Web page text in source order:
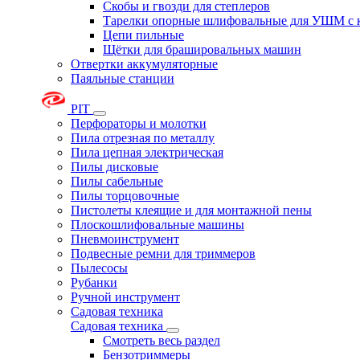
Скобы и гвозди для степлеров
Тарелки опорные шлифовальные для УШМ с
Цепи пильные
Щётки для брашировальных машин
Отвертки аккумуляторные
Паяльные станции
PIT
Перфораторы и молотки
Пила отрезная по металлу
Пила цепная электрическая
Пилы дисковые
Пилы сабельные
Пилы торцовочные
Пистолеты клеящие и для монтажной пены
Плоскошлифовальные машины
Пневмоинструмент
Подвесные ремни для триммеров
Пылесосы
Рубанки
Ручной инструмент
Садовая техника
Садовая техника
Смотреть весь раздел
Бензотриммеры